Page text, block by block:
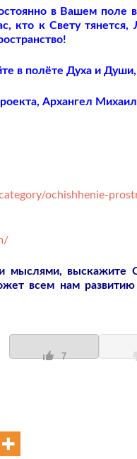
в Вашем поле
кто к Свету тянется,
в полёте Духа и
Архангел
ochishhenie-
мыслями,
всем нам
7